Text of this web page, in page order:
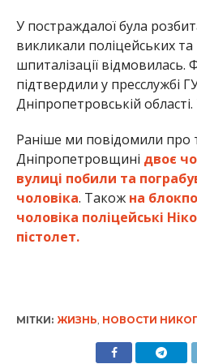
У постраждалої була
викликали поліцейських та
шпиталізації відмовилась.
підтвердили у пресслужбі
Дніпропетровській області.
Раніше ми повідомили про
Дніпропетровщині двоє
вулиці побили та
чоловіка. Такожна
чоловіка поліцейські
пістолет.
МІТКИ: ЖИЗНЬ НОВОСТИ